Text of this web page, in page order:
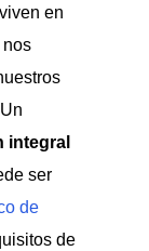
en
integral
ser
de
de